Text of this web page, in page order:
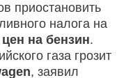
приостановить
налога на
цен на бензин.
газа грозит
, заявил